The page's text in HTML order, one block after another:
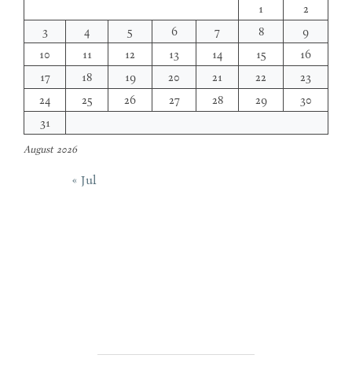
August 2026
1
2
3
4 5 6 7 8
9
10
11 12 13 14 15
16
17
18 19 20 21 22
23
24
25 26 27 28 29
30
31
« Jul